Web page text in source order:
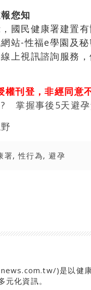
您知
國民健康署建置
站-性福e學園及
上視訊諮詢服務
權刊登，非經同意
掌握事後5天避
署,性行為,避孕
)是以健康
化資訊。